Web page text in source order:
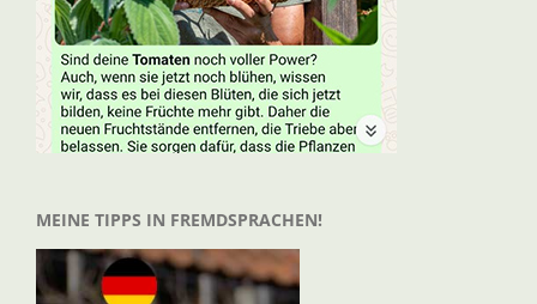
MEINE TIPPS IN FREMDSPRACHEN!